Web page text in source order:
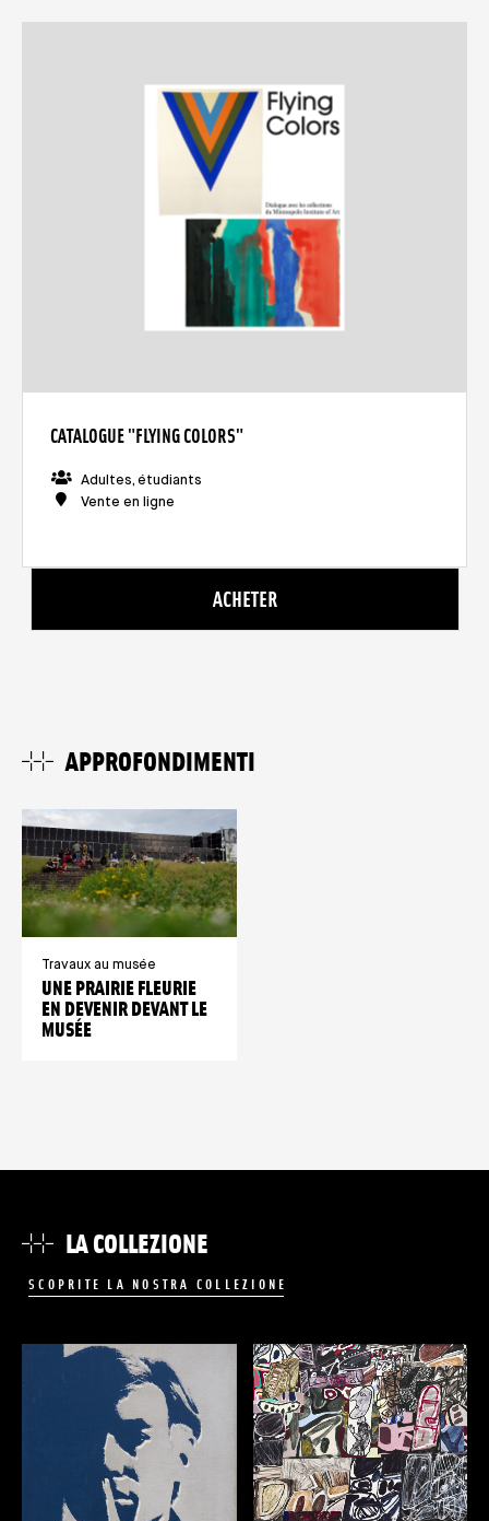
CATALOGUE "FLYING COLORS"
Adultes, étudiants
Vente en ligne
ACHETER
APPROFONDIMENTI
UNE PRAIRIE FLEURIE
EN DEVENIR DEVANT LE
MUSÉE
Travaux au musée
LA COLLEZIONE
SCOPRITE LA NOSTRA COLLEZIONE